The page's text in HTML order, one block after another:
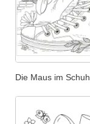
Die Maus im Schuh